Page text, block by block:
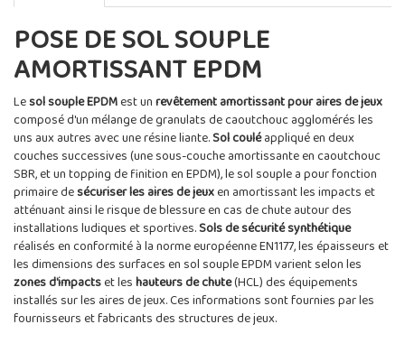
POSE DE SOL SOUPLE
AMORTISSANT EPDM
Lesol souple EPDMest unrevêtement amortissant pour aires de jeux
composé d'un mélange de granulats de caoutchouc agglomérés les
uns aux autres avec une résine liante.Sol couléappliqué en deux
couches successives (une sous-couche amortissante en caoutchouc
SBR, et un topping de finition en EPDM), le sol souple a pour fonction
primaire desécuriser les aires de jeuxen amortissant les impacts et
atténuant ainsi le risque de blessure en cas de chute autour des
installations ludiques et sportives.Sols de sécurité synthétique
réalisés en conformité à la norme européenne EN1177, les épaisseurs et
les dimensions des surfaces en sol souple EPDM varient selon les
zones d'impactset leshauteurs de chute(HCL) des équipements
installés sur les aires de jeux. Ces informations sont fournies par les
fournisseurs et fabricants des structures de jeux.